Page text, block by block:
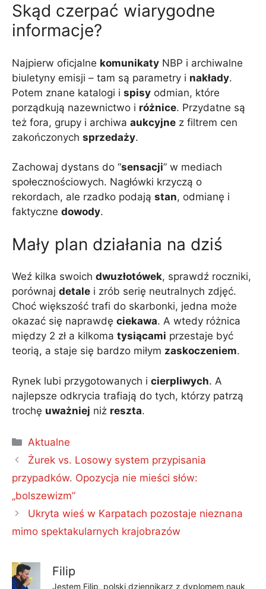
Skąd czerpać wiarygodne
informacje?
Najpierw oficjalne komunikaty NBP i archiwalne
biuletyny emisji – tam są parametry i nakłady.
Potem znane katalogi i spisy odmian, które
porządkują nazewnictwo i różnice. Przydatne są
też fora, grupy i archiwa aukcyjne z filtrem cen
zakończonych sprzedaży.
Zachowaj dystans do “sensacji” w mediach
społecznościowych. Nagłówki krzyczą o
rekordach, ale rzadko podają stan, odmianę i
faktyczne dowody.
Mały plan działania na dziś
Weź kilka swoich dwuzłotówek, sprawdź roczniki,
porównaj detale i zrób serię neutralnych zdjęć.
Choć większość trafi do skarbonki, jedna może
okazać się naprawdę ciekawa. A wtedy różnica
między 2 zł a kilkoma tysiącami przestaje być
teorią, a staje się bardzo miłym zaskoczeniem.
Rynek lubi przygotowanych i cierpliwych. A
najlepsze odkrycia trafiają do tych, którzy patrzą
trochę uważniej niż reszta.
Kategorie
Aktualne
Żurek vs. Losowy system przypisania
przypadków. Opozycja nie mieści słów:
„bolszewizm”
Ukryta wieś w Karpatach pozostaje nieznana
mimo spektakularnych krajobrazów
Filip
Jestem Filip, polski dziennikarz z dyplomem nauk